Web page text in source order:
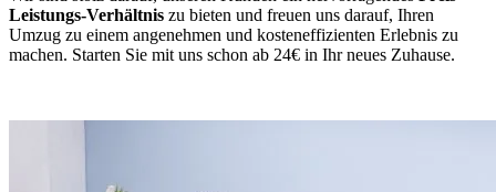
Leistungs-Verhältnis zu bieten und freuen uns darauf, Ihren
Umzug zu einem angenehmen und kosteneffizienten Erlebnis zu
machen. Starten Sie mit uns schon ab 24€ in Ihr neues Zuhause.